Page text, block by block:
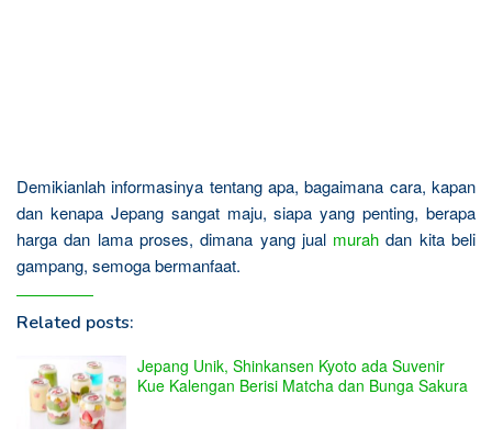
Demikianlah informasinya tentang apa, bagaimana cara, kapan
dan kenapa Jepang sangat maju, siapa yang penting, berapa
harga dan lama proses, dimana yang jual murah dan kita beli
gampang, semoga bermanfaat.
Related posts:
Jepang Unik, Shinkansen Kyoto ada Suvenir
Kue Kalengan Berisi Matcha dan Bunga Sakura